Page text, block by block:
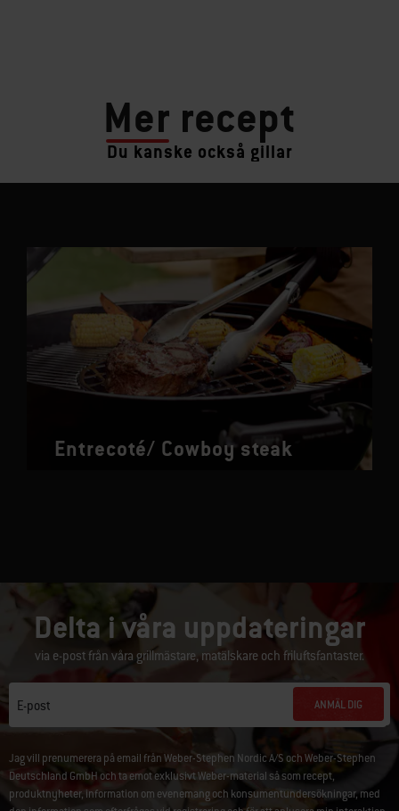
Mer recept
Du kanske också gillar
Entrecoté/ Cowboy steak
Delta i våra uppdateringar
via e-post från våra grillmästare, matälskare och friluftsfantaster.
E-post ANMÄL DIG
Jag vill prenumerera på email från Weber-Stephen Nordic A/S och Weber-Stephen
Deutschland GmbH och ta emot exklusivt Weber-material så som recept,
produktnyheter, information om evenemang och konsumentundersökningar, med